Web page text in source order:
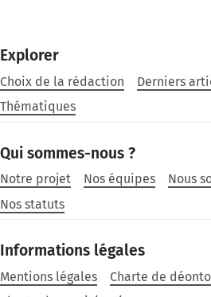
Explorer
Choix de la rédaction Derniers
Thématiques
Qui sommes-nous ?
Notre projet Nos équipes Nous
Nos statuts
Informations légales
Mentions légales
Charte de